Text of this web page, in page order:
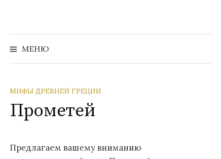
содержимому
МЕНЮ
Найти:
МИФЫ ДРЕВНЕЙ ГРЕЦИИ
Прометей
Предлагаем вашему вниманию